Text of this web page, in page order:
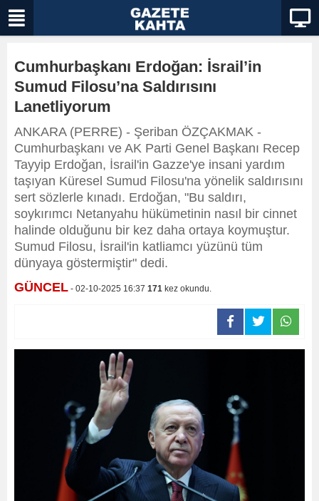
Cumhurbaşkanı Erdoğan: İsrail’in
Sumud Filosu’na Saldırısını
Lanetliyorum
ANKARA (PERRE) - Şeriban ÖZÇAKMAK -
Cumhurbaşkanı ve AK Parti Genel Başkanı Recep
Tayyip Erdoğan, İsrail'in Gazze'ye insani yardım
taşıyan Küresel Sumud Filosu'na yönelik saldırısını
sert sözlerle kınadı. Erdoğan, "Bu saldırı,
soykırımcı Netanyahu hükümetinin nasıl bir cinnet
halinde olduğunu bir kez daha ortaya koymuştur.
Sumud Filosu, İsrail'in katliamcı yüzünü tüm
dünyaya göstermiştir" dedi.
GÜNCEL - 02-10-2025 16:37 171 kez okundu.